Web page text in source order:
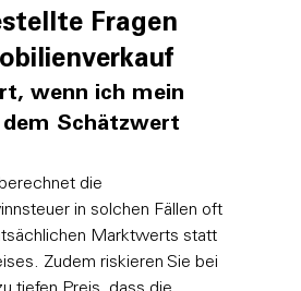
Fragen
wenn ich mein
dem Schätzwert
die
in solchen Fällen oft
Marktwerts statt
Zudem riskieren Sie bei